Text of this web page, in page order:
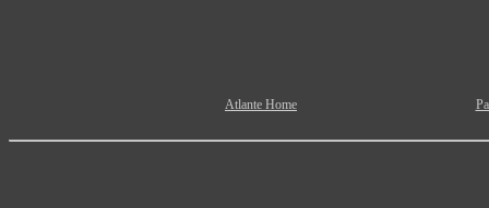
Atlante Home